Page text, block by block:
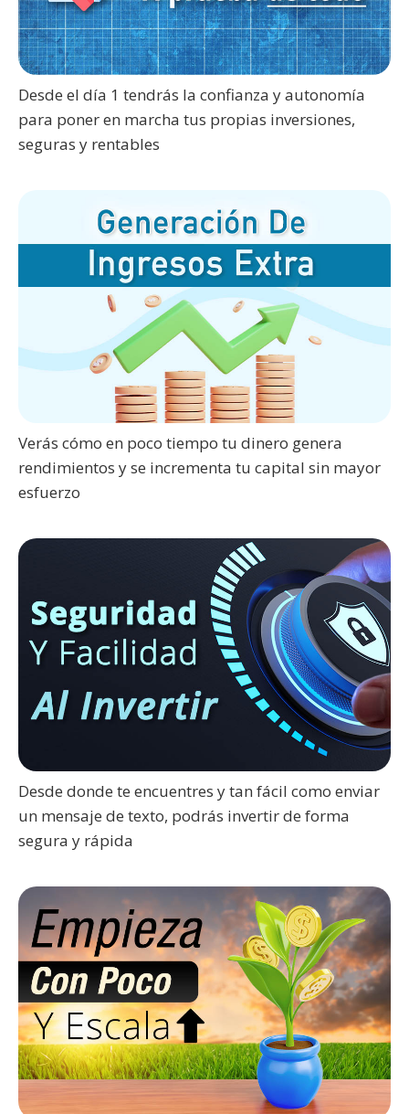
Desde el día 1 tendrás la confianza y autonomía
para poner en marcha tus propias inversiones,
seguras y rentables
Verás cómo en poco tiempo tu dinero genera
rendimientos y se incrementa tu capital sin mayor
esfuerzo
Desde donde te encuentres y tan fácil como enviar
un mensaje de texto, podrás invertir de forma
segura y rápida